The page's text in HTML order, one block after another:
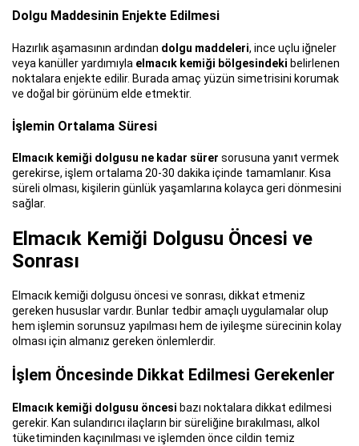
Dolgu Maddesinin Enjekte Edilmesi
Hazırlık aşamasının ardından dolgu maddeleri, ince uçlu iğneler
veya kanüller yardımıyla elmacık kemiği bölgesindeki belirlenen
noktalara enjekte edilir. Burada amaç yüzün simetrisini korumak
ve doğal bir görünüm elde etmektir.
İşlemin Ortalama Süresi
Elmacık kemiği dolgusu ne kadar sürer sorusuna yanıt vermek
gerekirse, işlem ortalama 20-30 dakika içinde tamamlanır. Kısa
süreli olması, kişilerin günlük yaşamlarına kolayca geri dönmesini
sağlar.
Elmacık Kemiği Dolgusu Öncesi ve
Sonrası
Elmacık kemiği dolgusu öncesi ve sonrası, dikkat etmeniz
gereken hususlar vardır. Bunlar tedbir amaçlı uygulamalar olup
hem işlemin sorunsuz yapılması hem de iyileşme sürecinin kolay
olması için almanız gereken önlemlerdir.
İşlem Öncesinde Dikkat Edilmesi Gerekenler
Elmacık kemiği dolgusu öncesi bazı noktalara dikkat edilmesi
gerekir. Kan sulandırıcı ilaçların bir süreliğine bırakılması, alkol
tüketiminden kaçınılması ve işlemden önce cildin temiz